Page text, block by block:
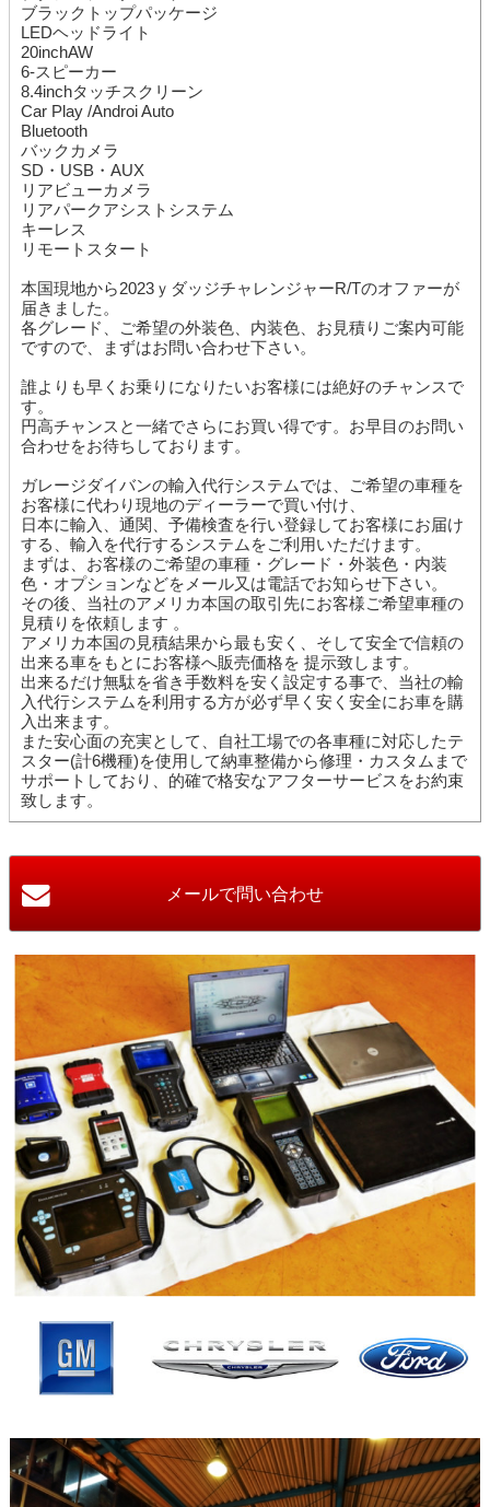
ブラックトップパッケージ
LEDヘッドライト
20inchAW
6-スピーカー
8.4inchタッチスクリーン
Car Play /Androi Auto
Bluetooth
バックカメラ
SD・USB・AUX
リアビューカメラ
リアパークアシストシステム
キーレス
リモートスタート
本国現地から2023ｙダッジチャレンジャーR/Tのオファーが
届きました。
各グレード、ご希望の外装色、内装色、お見積りご案内可能
ですので、まずはお問い合わせ下さい。
誰よりも早くお乗りになりたいお客様には絶好のチャンスで
す。
円高チャンスと一緒でさらにお買い得です。お早目のお問い
合わせをお待ちしております。
ガレージダイバンの輸入代行システムでは、ご希望の車種を
お客様に代わり現地のディーラーで買い付け、
日本に輸入、通関、予備検査を行い登録してお客様にお届け
する、輸入を代行するシステムをご利用いただけます。
まずは、お客様のご希望の車種・グレード・外装色・内装
色・オプションなどをメール又は電話でお知らせ下さい。
その後、当社のアメリカ本国の取引先にお客様ご希望車種の
見積りを依頼します 。
アメリカ本国の見積結果から最も安く、そして安全で信頼の
出来る車をもとにお客様へ販売価格を 提示致します。
出来るだけ無駄を省き手数料を安く設定する事で、当社の輸
入代行システムを利用する方が必ず早く安く安全にお車を購
入出来ます。
また安心面の充実として、自社工場での各車種に対応したテ
スター(計6機種)を使用して納車整備から修理・カスタムまで
サポートしており、的確で格安なアフターサービスをお約束
致します。